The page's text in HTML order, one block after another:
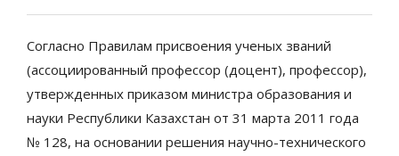
Согласно Правилам присвоения ученых званий
(ассоциированный профессор (доцент), профессор),
утвержденных приказом министра образования и
науки Республики Казахстан от 31 марта 2011 года
№ 128, на основании решения научно-технического